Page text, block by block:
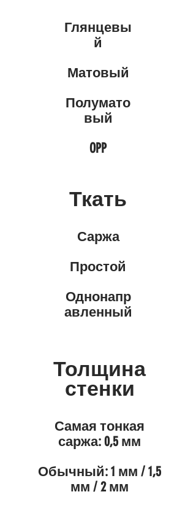
Глянцевы
й
Матовый
Полумато
вый
OPP
Ткать
Саржа
Простой
Однонапр
авленный
Толщина
стенки
Самая тонкая
саржа: 0,5 мм
Обычный: 1 мм / 1,5
мм / 2 мм